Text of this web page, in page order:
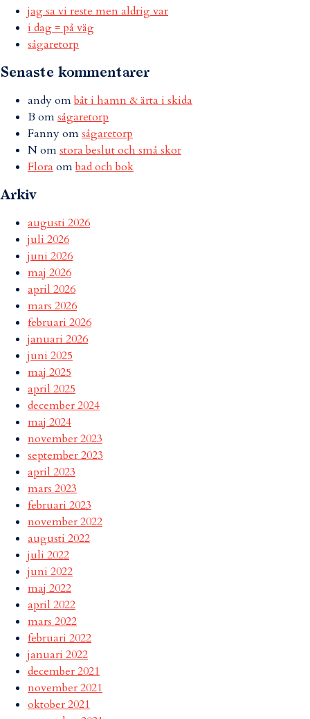
jag sa vi reste men aldrig var
i dag = på väg
sågaretorp
Senaste kommentarer
andyombåt i hamn & ärta i skida
B omsågaretorp
Fannyomsågaretorp
Nomstora beslut och små skor
Flora ombad och bok
Arkiv
augusti 2026
juli 2026
juni 2026
maj 2026
april 2026
mars 2026
februari 2026
januari 2026
juni 2025
maj 2025
april 2025
december 2024
maj 2024
november 2023
september 2023
april 2023
mars 2023
februari 2023
november 2022
augusti 2022
juli 2022
juni 2022
maj 2022
april 2022
mars 2022
februari 2022
januari 2022
december 2021
november 2021
oktober 2021